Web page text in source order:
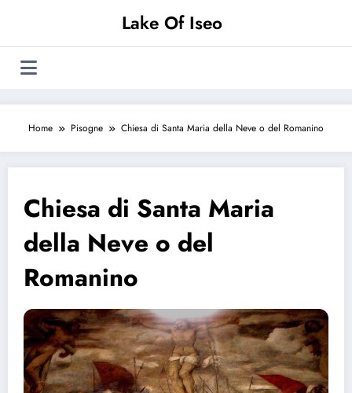
Lake Of Iseo
Home Pisogne Chiesa di Santa Maria della Neve o del Romanino
Chiesa di Santa Maria
della Neve o del
Romanino